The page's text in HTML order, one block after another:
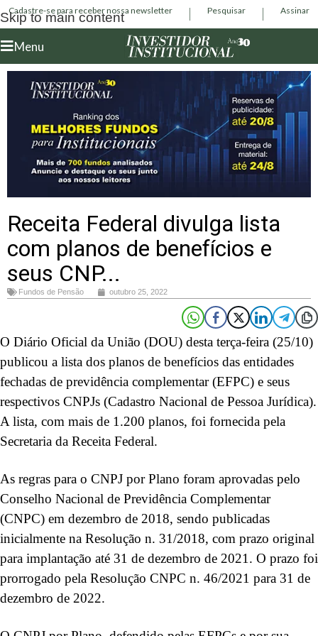
Skip to main content
Cadastre-se para receber nossa newsletter Pesquisar Assinar
Menu
Receita Federal divulga lista
com planos de benefícios e
seus CNP...
Fundos de Pensão outubro 25, 2022
O Diário Oficial da União (DOU) desta terça-feira (25/10)
publicou a lista dos planos de benefícios das entidades
fechadas de previdência complementar (EFPC) e seus
respectivos CNPJs (Cadastro Nacional de Pessoa Jurídica).
A lista, com mais de 1.200 planos, foi fornecida pela
Secretaria da Receita Federal.
As regras para o CNPJ por Plano foram aprovadas pelo
Conselho Nacional de Previdência Complementar
(CNPC) em dezembro de 2018, sendo publicadas
inicialmente na Resolução n. 31/2018, com prazo original
para implantação até 31 de dezembro de 2021. O prazo foi
prorrogado pela Resolução CNPC n. 46/2021 para 31 de
dezembro de 2022.